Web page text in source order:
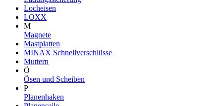
Locheisen
LOXX
M
Magnete
Mastplatten
MINAX Schnellverschlüsse
Muttern
Ö
Ösen und Scheiben
P
Planenhaken